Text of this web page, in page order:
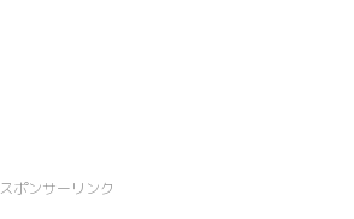
スポンサーリンク